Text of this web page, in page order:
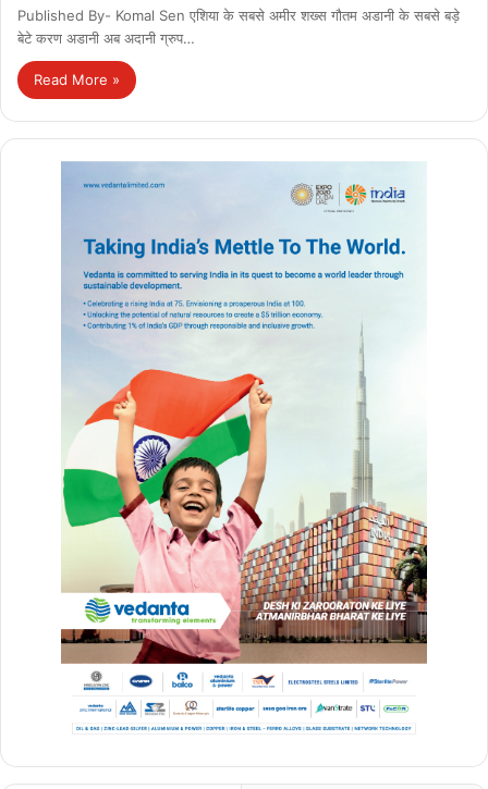
Published By- Komal Sen एशिया के सबसे अमीर शख्स गौतम अडानी के सबसे बड़े
बेटे करण अडानी अब अदानी ग्रुप…
Read More »